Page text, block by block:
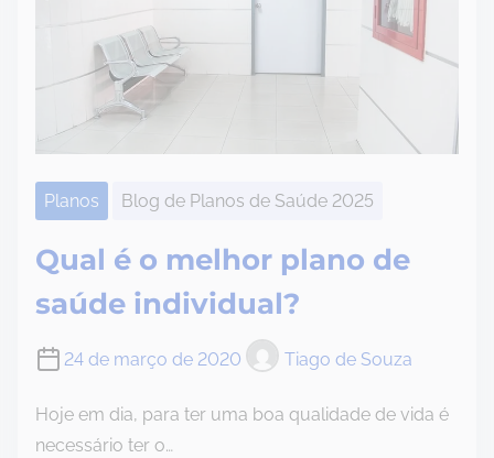
Planos Blog de Planos de Saúde 2025
Qual é o melhor plano de
saúde individual?
24 de março de 2020 Tiago de Souza
Hoje em dia, para ter uma boa qualidade de vida é
necessário ter o…